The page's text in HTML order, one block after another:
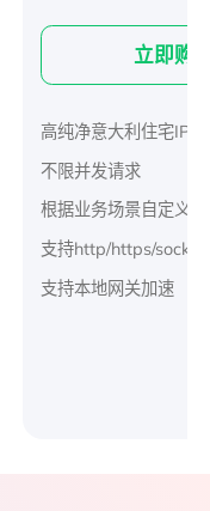
立即购
高纯净意大利住宅IP
不限并发请求
根据业务场景自定义
支持http/https/
支持本地网关加速